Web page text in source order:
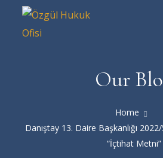
Our
Home
Danıştay 13. Daire Başkanlığı
“İçtihat Metni”